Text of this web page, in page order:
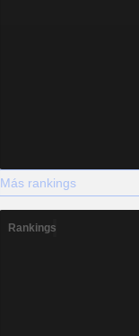
Más rankings
Rankings